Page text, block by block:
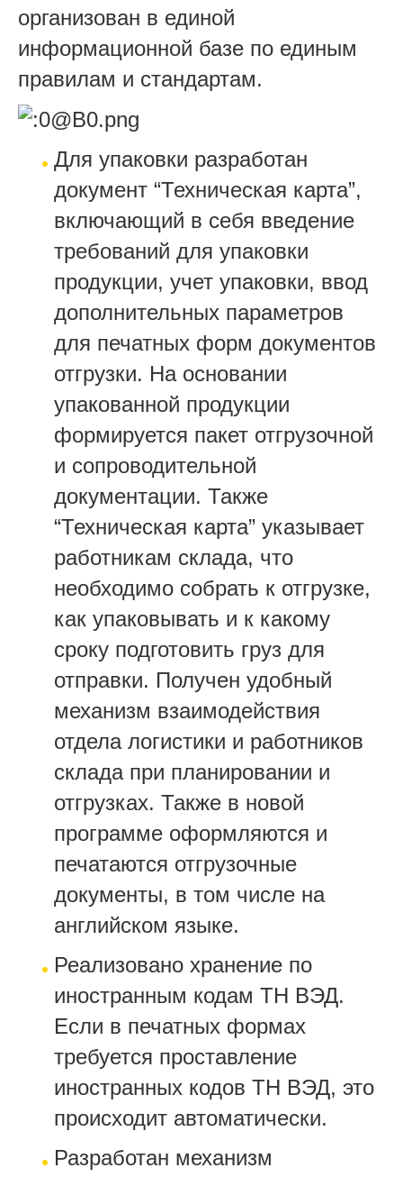
организован в единой
информационной базе по единым
правилам и стандартам.
Для упаковки разработан
документ “Техническая карта”,
включающий в себя введение
требований для упаковки
продукции, учет упаковки, ввод
дополнительных параметров
для печатных форм документов
отгрузки. На основании
упакованной продукции
формируется пакет отгрузочной
и сопроводительной
документации. Также
“Техническая карта” указывает
работникам склада, что
необходимо собрать к отгрузке,
как упаковывать и к какому
сроку подготовить груз для
отправки. Получен удобный
механизм взаимодействия
отдела логистики и работников
склада при планировании и
отгрузках. Также в новой
программе оформляются и
печатаются отгрузочные
документы, в том числе на
английском языке.
Реализовано хранение по
иностранным кодам ТН ВЭД.
Если в печатных формах
требуется проставление
иностранных кодов ТН ВЭД, это
происходит автоматически.
Разработан механизм